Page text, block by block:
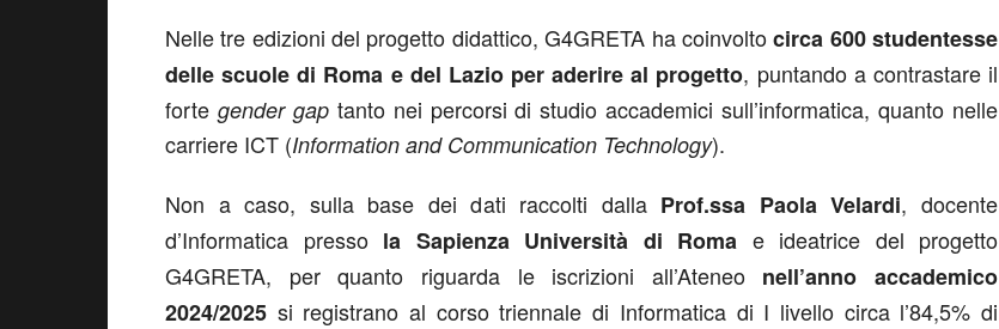
Nelle tre edizioni del progetto didattico, G4GRETA ha coinvoltocirca 600 studentesse
delle scuole di Roma e del Lazio per aderire al progetto, puntando a contrastare il
forte gender gaptanto nei percorsi di studio accademici sull’informatica, quanto nelle
carriere ICT (Information and Communication Technology).
Non a caso, sulla base dei dati raccolti dalla Prof.ssa Paola Velardi, docente
d’Informatica presso la Sapienza Università di Roma e ideatrice del progetto
G4GRETA, per quanto riguarda le iscrizioni all’Ateneo nell’anno accademico
2024/2025 si registrano al corso triennale di Informatica di I livello circa l’84,5% di